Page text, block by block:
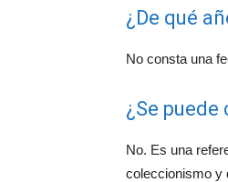
¿De qué
No consta una
¿Se puede
No. Es una
coleccionismo y